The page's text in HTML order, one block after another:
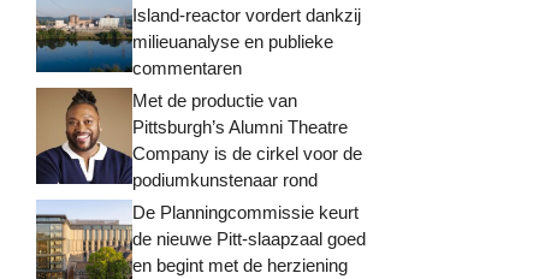
Island-reactor vordert dankzij
milieuanalyse en publieke
commentaren
Met de productie van
Pittsburgh’s Alumni Theatre
Company is de cirkel voor de
podiumkunstenaar rond
De Planningcommissie keurt
de nieuwe Pitt-slaapzaal goed
en begint met de herziening